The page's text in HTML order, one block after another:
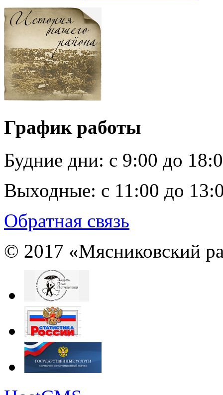
График работы
Будние дни: c 9:00 до
Выходные: с 11:00 до
Обратная связь
© 2017 «Мясниковский